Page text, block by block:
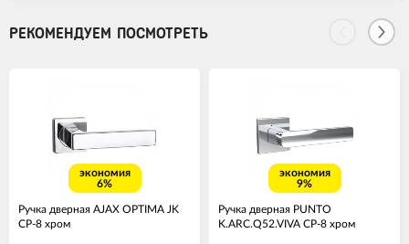
РЕКОМЕНДУЕМ ПОСМОТРЕТЬ
экономия
6%
Ручка дверная AJAX OPTIMA JK
CP-8 хром
экономия
9%
Ручка дверная PUNTO
K.ARC.Q52.VIVA CP-8 хром